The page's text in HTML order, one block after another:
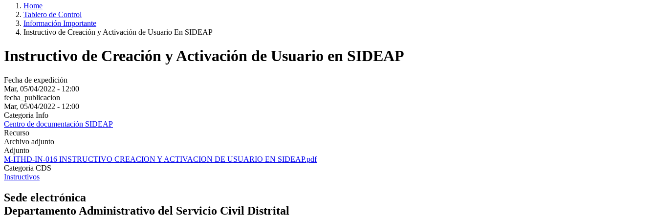
Home
Tablero de Control
Información Importante
Instructivo de Creación y Activación de Usuario En SIDEAP
Instructivo de Creación y Activación de Usuario en SIDEAP
Fecha de expedición
Mar, 05/04/2022 - 12:00
fecha_publicacion
Mar, 05/04/2022 - 12:00
Categoria Info
Centro de documentación SIDEAP
Recurso
Archivo adjunto
Adjunto
M-ITHD-IN-016 INSTRUCTIVO CREACION Y ACTIVACION DE USUARIO EN SIDEAP.pdf
Categoria CDS
Instructivos
Sede electrónica
Departamento Administrativo del Servicio Civil Distrital